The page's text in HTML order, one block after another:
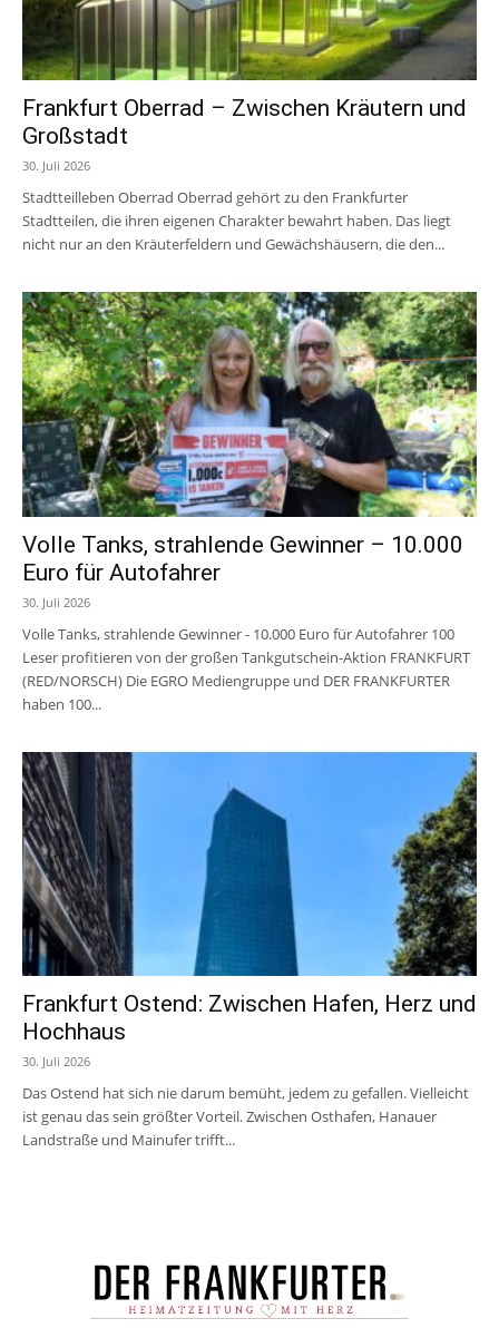
Frankfurt Oberrad – Zwischen Kräutern und
Großstadt
30. Juli 2026
Stadtteilleben Oberrad Oberrad gehört zu den Frankfurter
Stadtteilen, die ihren eigenen Charakter bewahrt haben. Das liegt
nicht nur an den Kräuterfeldern und Gewächshäusern, die den...
Volle Tanks, strahlende Gewinner – 10.000
Euro für Autofahrer
30. Juli 2026
Volle Tanks, strahlende Gewinner - 10.000 Euro für Autofahrer 100
Leser profitieren von der großen Tankgutschein-Aktion FRANKFURT
(RED/NORSCH) Die EGRO Mediengruppe und DER FRANKFURTER
haben 100...
Frankfurt Ostend: Zwischen Hafen, Herz und
Hochhaus
30. Juli 2026
Das Ostend hat sich nie darum bemüht, jedem zu gefallen. Vielleicht
ist genau das sein größter Vorteil. Zwischen Osthafen, Hanauer
Landstraße und Mainufer trifft...